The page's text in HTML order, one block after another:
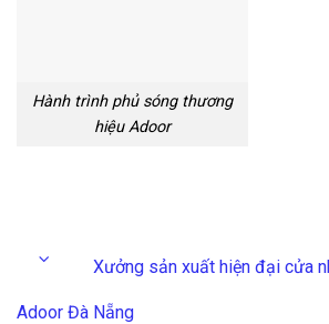
Hành trình phủ sóng thương
hiệu Adoor
Xưởng sản xuất hiện đại cửa
Adoor Đà Nẵng